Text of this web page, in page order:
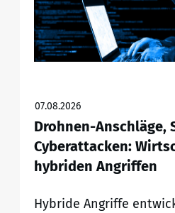
07.08.2026
Drohnen-Anschläge,
Cyberattacken:
hybriden Angriffen
Hybride Angriffe